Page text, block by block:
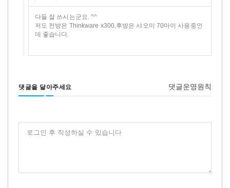
다들 잘 쓰시는군요. ^^
저도 전방은 Thinkware x300,후방은 샤오미 70마이 사용중인
데 좋습니다.
댓글을 달아주세요 댓글운영원칙
로그인 후 작성하실 수 있습니다